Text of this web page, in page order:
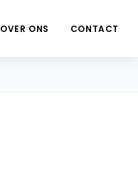
OVER ONS CONTACT